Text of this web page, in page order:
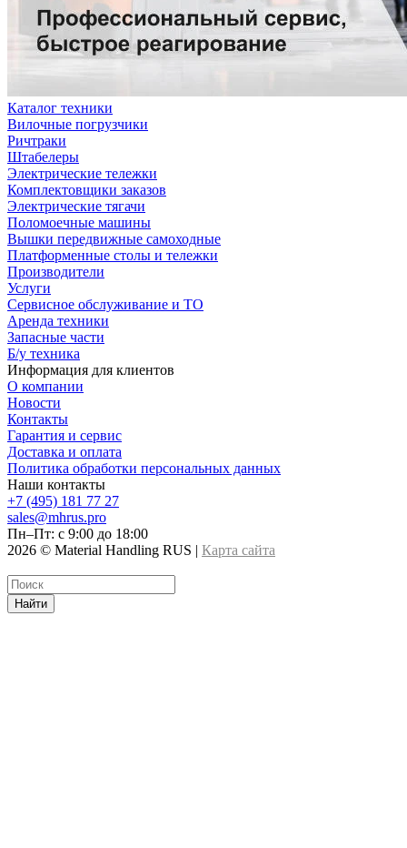
Каталог техники
Вилочные погрузчики
Ричтраки
Штабелеры
Электрические тележки
Комплектовщики заказов
Электрические тягачи
Поломоечные машины
Вышки передвижные самоходные
Платформенные столы и тележки
Производители
Услуги
Сервисное обслуживание и ТО
Аренда техники
Запасные части
Б/у техника
Информация для клиентов
О компании
Новости
Контакты
Гарантия и сервис
Доставка и оплата
Политика обработки персональных данных
Наши контакты
+7 (495) 181 77 27
sales@mhrus.pro
Пн–Пт: с 9:00 до 18:00
2026 © Material Handling RUS | Карта сайта
Найти